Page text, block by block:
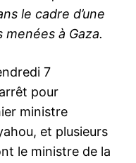
le cadre d’une
à Gaza.
7
pour
ministre
et plusieurs
le ministre de la